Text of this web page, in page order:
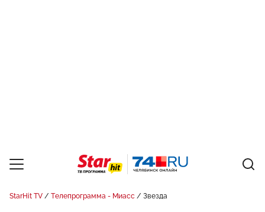
StarHit TV Телепрограмма - Миасс Звезда